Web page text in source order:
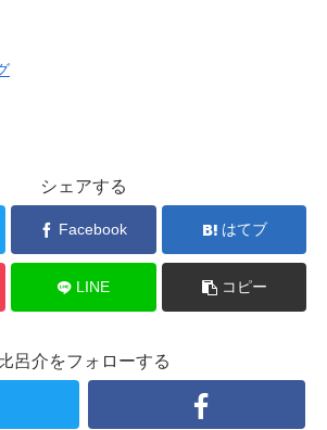
シェアする
Facebook はてブ
LINE コピー
比呂介をフォローする